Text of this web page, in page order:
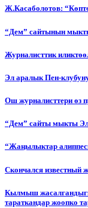
Ж.Касаболотов:
“Дем” сайтынын
Журналисттик
Эл аралык Пен-
Ош журналисттери өз
“Дем” сайты мыкты
“Жаңылыктар
Cкончался
Кылмыш
тараткандар жоопко